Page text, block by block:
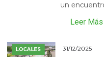
un
Leer Más
LOCALES 31/12/2025